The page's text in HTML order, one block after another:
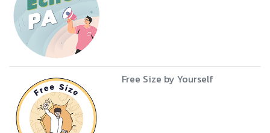
Free Size by Yourself